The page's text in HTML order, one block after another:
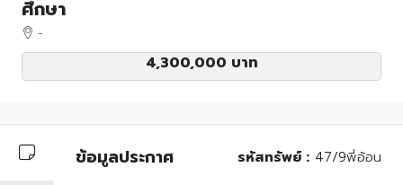
ศึกษา
-
4,300,000 บาท
ข้อมูลประกาศ รหัสทรัพย์ : 47/9พี่อ้อน